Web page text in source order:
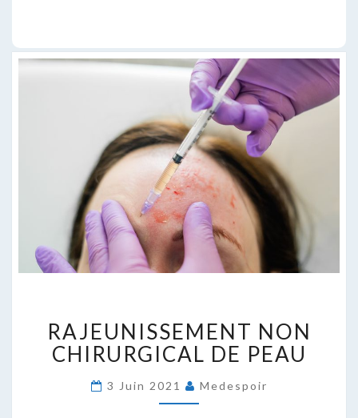
NON
CHIRURGICAL
DE
PEAU
RAJEUNISSEMENT NON
CHIRURGICAL DE PEAU
3 Juin 2021 Medespoir